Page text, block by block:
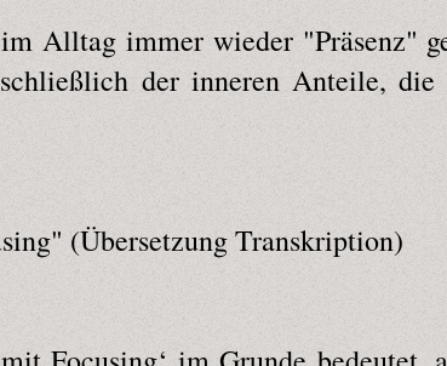
Alltag immer wieder "Präsenz"
der inneren Anteile,
(Übersetzung Transkription)